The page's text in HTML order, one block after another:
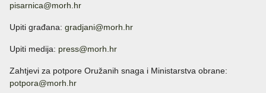
pisarnica@morh.hr
Upiti građana: gradjani@morh.hr
Upiti medija: press@morh.hr
Zahtjevi za potpore Oružanih snaga i Ministarstva obrane:
potpora@morh.hr